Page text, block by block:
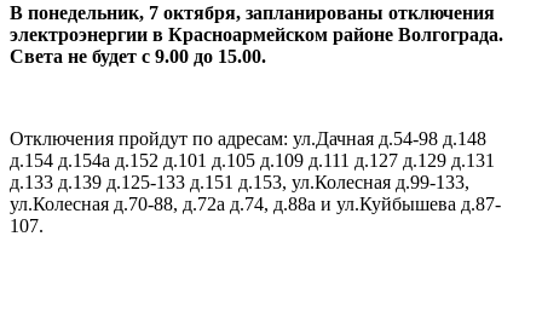
В понедельник, 7 октября, запланированы отключения
электроэнергии в Красноармейском районе Волгограда.
Света не будет с 9.00 до 15.00.
Отключения пройдут по адресам: ул.Дачная д.54-98 д.148
д.154 д.154а д.152 д.101 д.105 д.109 д.111 д.127 д.129 д.131
д.133 д.139 д.125-133 д.151 д.153, ул.Колесная д.99-133,
ул.Колесная д.70-88, д.72а д.74, д.88а и ул.Куйбышева д.87-
107.